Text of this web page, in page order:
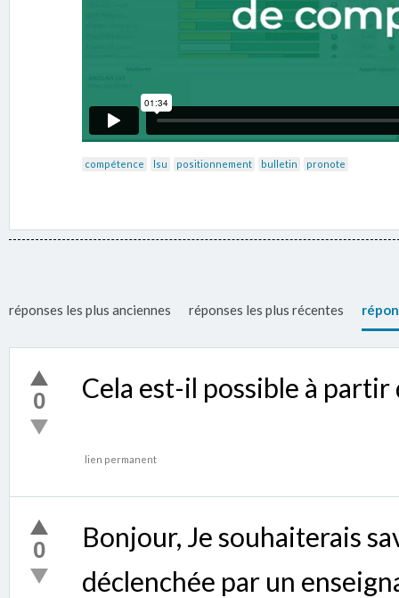
compétence lsu positionnement bulletin pronote
réponses les plus anciennes réponses les plus récentes
0 Cela est-il possible à
lien permanent
0
Bonjour, Je souhaiterais
déclenchée par un